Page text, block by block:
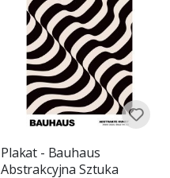
Plakat - Bauhaus
Abstrakcyjna Sztuka